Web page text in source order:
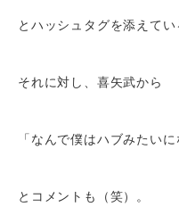
とハッシュタグを添えてい
それに対し、喜矢武から
「なんで僕はハブみたい
とコメントも（笑）。